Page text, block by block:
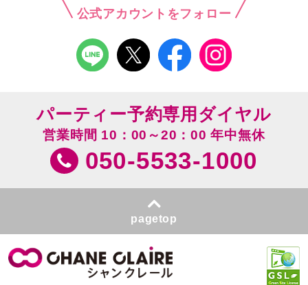
公式アカウントをフォロー
パーティー予約専用ダイヤル
営業時間 10：00～20：00 年中無休
050-5533-1000
pagetop